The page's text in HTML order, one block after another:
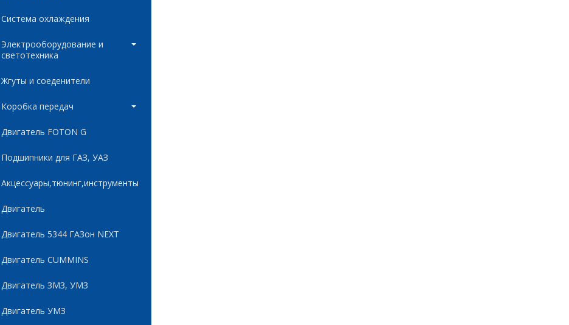
Система охлаждения
Электрооборудование и
светотехника
Жгуты и соеденители
Коробка передач
Двигатель FOTON G
Подшипники для ГАЗ, УАЗ
Акцессуары,тюнинг,инструменты
Двигатель
Двигатель 5344 ГАЗон NEXT
Двигатель CUMMINS
Двигатель ЗМЗ, УМЗ
Двигатель УМЗ